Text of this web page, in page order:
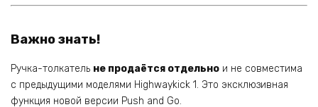
Важно знать!
Ручка-толкатель не продаётся отдельно и не совместима
с предыдущими моделями Highwaykick 1. Это эксклюзивная
функция новой версии Push and Go.